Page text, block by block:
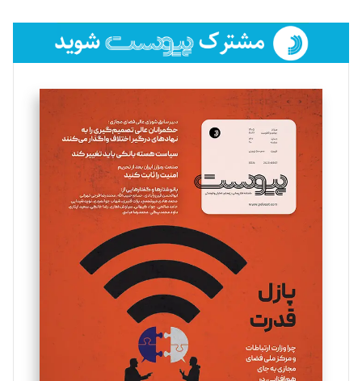
فائزه فتحی رستمی
تحریریه
سروش کرمیان
تحریریه
مینا پاکدل
یسنا امان‌پور
تحریریه
ملینا جعفری